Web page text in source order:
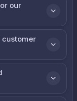
our
customer